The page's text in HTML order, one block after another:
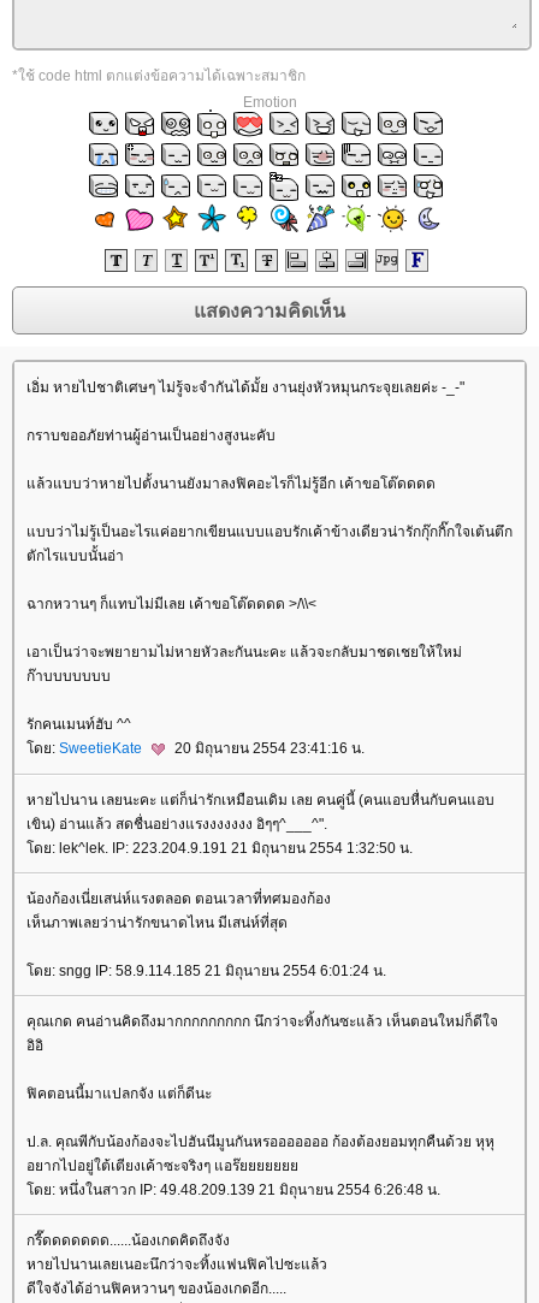
*ใช้ code html ตกแต่งข้อความได้เฉพาะสมาชิก
Emotion
เอิ่ม หายไปชาติเศษๆ ไม่รู้จะจำกันได้มั้ย งานยุ่งหัวหมุนกระจุยเลยค่ะ -_-"
กราบขออภัยท่านผู้อ่านเป็นอย่างสูงนะคับ
ล้วแบบว่าหายไปตั้งนานยังมาลงฟิคอะไรก็ไม่รู้อีก เค้าขอโต๊ดดดด
บบว่าไม่รู้เป็นอะไรแค่อยากเขียนแบบแอบรักเค้าข้างเดียวน่ารักกุ๊กกิ๊กใจเต้นตึก
ตักไรแบบนั้นอ่า
ฉากหวานๆ ก็แทบไม่มีเลย เค้าขอโต๊ดดดด >/\\<
เอาเป็นว่าจะพยายามไม่หายหัวละกันนะคะ แล้วจะกลับมาชดเชยให้ใหม่
ก๊าบบบบบบบ
รักคนเมนท์ฮับ ^^
ดย: SweetieKate 20 มิถุนายน 2554 23:41:16 น.
หายไปนาน เลยนะคะ แต่ก็น่ารักเหมือนเดิม เลย คนคู่นี้ (คนแอบหื่นกับคนแอบ
เขิน) อ่านแล้ว สดชื่นอย่างแรงงงงงงง อิๆๆ^___^".
ดย: lek^lek. IP: 223.204.9.191 21 มิถุนายน 2554 1:32:50 น.
น้องก้องเนี่ยเสน่ห์แรงตลอด ตอนเวลาที่ทศมองก้อง
เห็นภาพเลยว่าน่ารักขนาดไหน มีเสน่ห์ที่สุด
ดย: sngg IP: 58.9.114.185 21 มิถุนายน 2554 6:01:24 น.
คุณเกด คนอ่านคิดถึงมากกกกกกกกก นึกว่าจะทิ้งกันซะแล้ว เห็นตอนใหม่ก็ดีใจ
อิอิ
ฟิคตอนนี้มาแปลกจัง แต่ก็ดีนะ
ป.ล. คุณพีกับน้องก้องจะไปฮันนีมูนกันหรอออออออ ก้องต้องยอมทุกคืนด้วย หุหุ
อยากไปอยู่ใต้เตียงเค้าซะจริงๆ แอร๊
ดย: หนึ่งในสาวก IP: 49.48.209.139 21 มิถุนายน 2554 6:26:48 น.
กรี๊ดดดดดดด......น้องเกดคิดถึงจัง
หายไปนานเลยเนอะนึกว่าจะทิ้งแฟนฟิคไปซะแล้ว
ดีใจจังได้อ่านฟิคหวานๆ ของน้องเกดอีก.....